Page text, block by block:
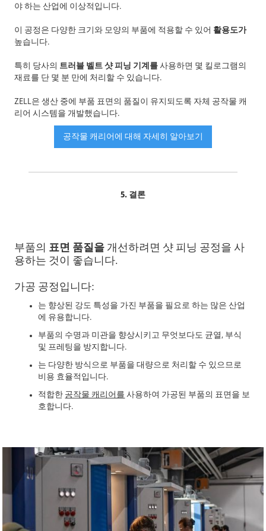
야 하는 산업에 이상적입니다.
이 공정은 다양한 크기와 모양의 부품에 적용할 수 있어 활용도가
높습니다.
특히 당사의 트러블 벨트 샷 피닝 기계를 사용하면 몇 킬로그램의
재료를 단 몇 분 만에 처리할 수 있습니다.
ZELL은 생산 중에 부품 표면의 품질이 유지되도록 자체 공작물 캐
리어 시스템을 개발했습니다.
공작물 캐리어에 대해 자세히 알아보기
5. 결론
부품의 표면 품질을 개선하려면 샷 피닝 공정을 사
용하는 것이 좋습니다.
가공 공정입니다:
는 향상된 강도 특성을 가진 부품을 필요로 하는 많은 산업
에 유용합니다.
부품의 수명과 미관을 향상시키고 무엇보다도 균열, 부식
및 프레팅을 방지합니다.
는 다양한 방식으로 부품을 대량으로 처리할 수 있으므로
비용 효율적입니다.
적합한 공작물 캐리어를 사용하여 가공된 부품의 표면을 보
호합니다.